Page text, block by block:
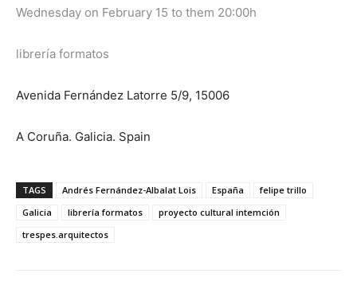
Wednesday on February 15 to them 20:00h
librería formatos
Avenida Fernández Latorre 5/9, 15006
A Coruña. Galicia. Spain
TAGS Andrés Fernández-Albalat Lois España
felipe trillo
Galicia
librería formatos
proyecto cultural intemción
trespes.arquitectos